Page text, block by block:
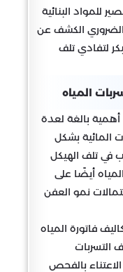
للمواد البنائية
الكشف عن
لتفادي تلف
المياه
بالغة لعدة
المائية بشكل
في تلف الهيكل
أيضًا على
نمو العفن
فاتورة المياه
التسربات
بالفحص